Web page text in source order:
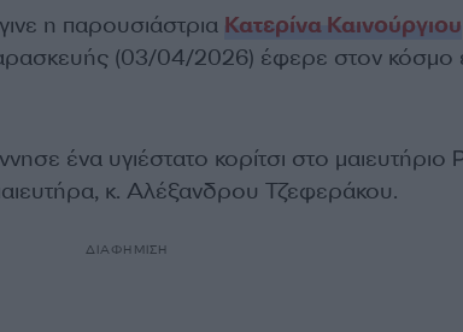
η παρουσιάστρια Κατερίνα Καινούργιου
(03/04/2026) έφερε στον κόσμο
ένα υγιέστατο κορίτσι στο μαιευτήριο
κ. Αλέξανδρου Τζεφεράκου.
ΔΙΑΦΗΜΙΣΗ